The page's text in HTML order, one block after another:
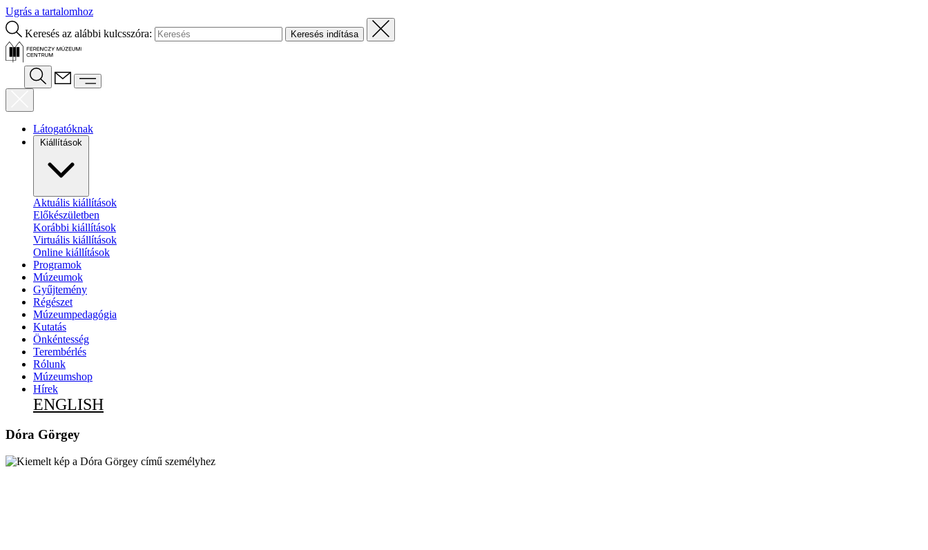
Ugrás a tartalomhoz
Keresés az alábbi kulcsszóra:
Látogatóknak
Kiállítások
Aktuális kiállítások
Előkészületben
Korábbi kiállítások
Virtuális kiállítások
Online kiállítások
Programok
Múzeumok
Gyűjtemény
Régészet
Múzeumpedagógia
Kutatás
Önkéntesség
Terembérlés
Rólunk
Múzeumshop
Hírek
ENGLISH
Dóra Görgey